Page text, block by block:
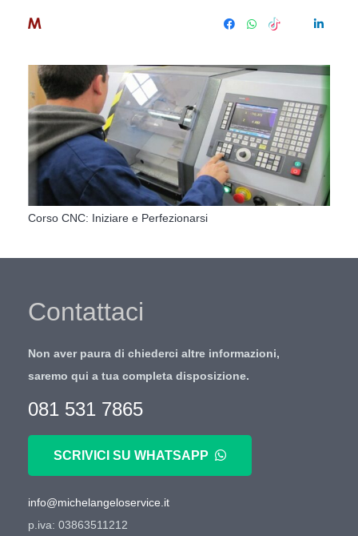
Corso CNC: Iniziare e Perfezionarsi
Contattaci
Non aver paura di chiederci altre informazioni,
saremo qui a tua completa disposizione.
081 531 7865
SCRIVICI SU WHATSAPP
info@michelangeloservice.it
p.iva: 03863511212